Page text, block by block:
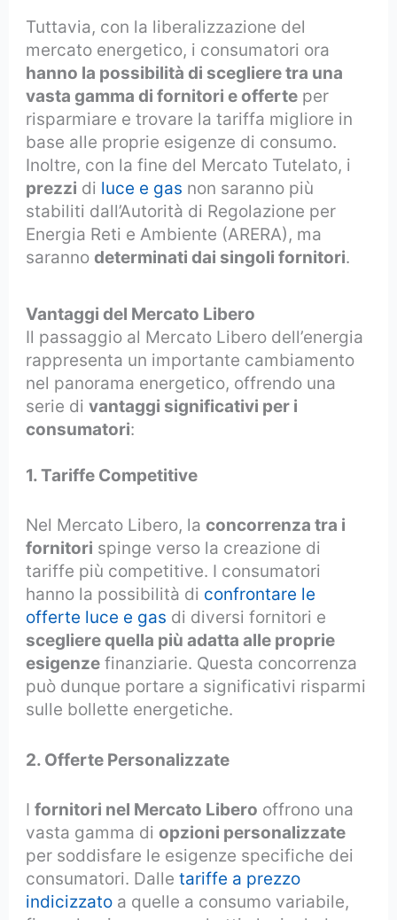
Tuttavia, con la liberalizzazione del
mercato energetico, i consumatori ora
hanno la possibilità di scegliere tra una
vasta gamma di fornitori e offerte per
risparmiare e trovare la tariffa migliore in
base alle proprie esigenze di consumo.
Inoltre, con la fine del Mercato Tutelato, i
prezzi di luce e gas non saranno più
stabiliti dall’Autorità di Regolazione per
Energia Reti e Ambiente (ARERA), ma
sarannodeterminati dai singoli fornitori.
Vantaggi del Mercato Libero
Il passaggio al Mercato Libero dell’energia
rappresenta un importante cambiamento
nel panorama energetico, offrendo una
serie divantaggi significativi per i
consumatori:
1. Tariffe Competitive
Nel Mercato Libero, laconcorrenza tra i
fornitori spinge verso la creazione di
tariffe più competitive. I consumatori
hanno la possibilità di confrontare le
offerte luce e gas di diversi fornitori e
scegliere quella più adatta alle proprie
esigenze finanziarie. Questa concorrenza
può dunque portare a significativi risparmi
sulle bollette energetiche.
2. Offerte Personalizzate
Ifornitori nel Mercato Libero offrono una
vasta gamma diopzioni personalizzate
per soddisfare le esigenze specifiche dei
consumatori. Dalletariffe a prezzo
indicizzato a quelle a consumo variabile,